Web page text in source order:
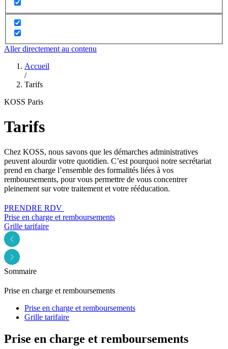
Aller directement au contenu
Accueil
/
Tarifs
KOSS Paris
Tarifs
Chez KOSS, nous savons que les démarches administratives
peuvent alourdir votre quotidien. C’est pourquoi notre secrétariat
prend en charge l’ensemble des formalités liées à vos
remboursements, pour vous permettre de vous concentrer
pleinement sur votre traitement et votre rééducation.
PRENDRE RDV
Prise en charge et remboursements
Grille tarifaire
Sommaire
Prise en charge et remboursements
Prise en charge et remboursements
Grille tarifaire
Prise en charge et remboursements